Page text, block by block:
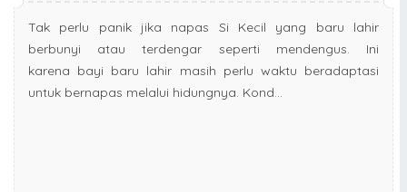
Tak perlu panik jika napas Si Kecil yang baru lahir
berbunyi atau terdengar seperti mendengus. Ini
karena bayi baru lahir masih perlu waktu beradaptasi
untuk bernapas melalui hidungnya. Kond...